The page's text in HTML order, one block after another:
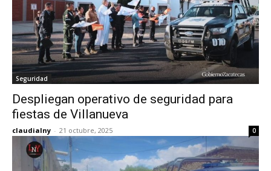
Seguridad
Despliegan operativo de seguridad para
fiestas de Villanueva
claudialny - 21 octubre, 2025 0